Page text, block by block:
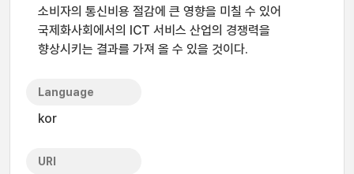
소비자의 통신비용 절감에 큰 영향을 미칠 수 있어
국제화사회에서의 ICT 서비스 산업의 경쟁력을
향상시키는 결과를 가져 올 수 있을 것이다.
Language
kor
URI